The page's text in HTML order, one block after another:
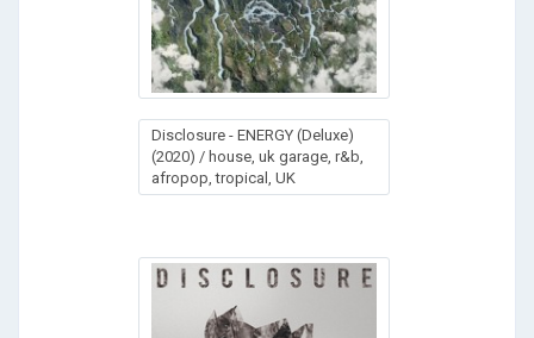
Dіsclоsurе - ЕNЕRGY (Deluxe)
(2020) / house, uk garage, r&b,
afropop, tropical, UK